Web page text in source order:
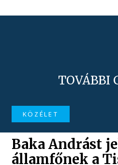
TOVÁBBI
KÖZÉLET
Baka Andrást
államfőnek a